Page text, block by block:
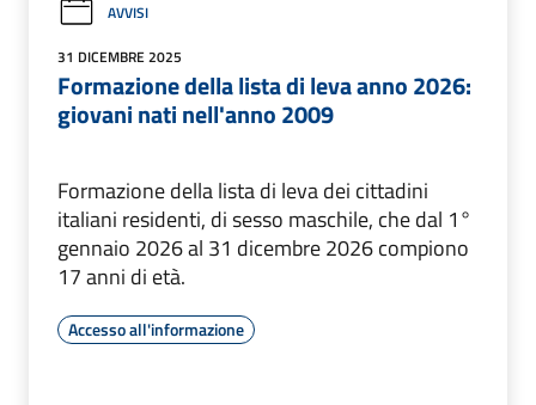
AVVISI
31 DICEMBRE 2025
Formazione della lista di leva anno 2026:
giovani nati nell'anno 2009
Formazione della lista di leva dei cittadini
italiani residenti, di sesso maschile, che dal 1°
gennaio 2026 al 31 dicembre 2026 compiono
17 anni di età.
Accesso all'informazione